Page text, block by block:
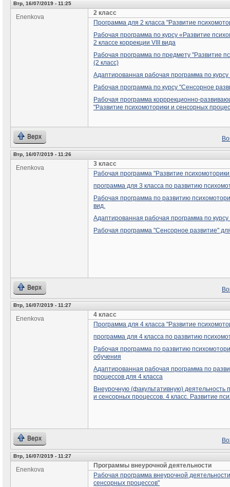
Втр, 16/07/2019 - 11:25
Enenkova
2 класс
Программа для 2 класса "Развитие
Рабочая программа по курсу «Развитие
2 классе коррекции VIII вида
Рабочая программа по предмету "Развитие
(2 класс)
Адаптированная рабочая программа по
Рабочая программа по курсу "Сенсорное
Рабочая программа корррекционно-
"Развитие психомоторики и сенсорных
Верх
Втр, 16/07/2019 - 11:26
Enenkova
3 класс
Рабочая программа "Развитие
программа для 3 класса по развитию
Рабочая программа по развитию
вид.
Адаптированная рабочая программа по
Рабочая программа "Сенсорное развитие"
Верх
Втр, 16/07/2019 - 11:27
Enenkova
4 класс
Программа для 4 класса "Развитие
программа для 4 класса по развитию
Рабочая программа по развитию
обучения
Адаптированная рабочая программа по
процессов для 4 класса
Внеурочную (факультативную) деятельность
и сенсорных процессов. 4 класс. Развитие
Верх
Втр, 16/07/2019 - 11:27
Enenkova
Программы внеурочной деятельности
Рабочая программа внеурочной
сенсорных процессов"